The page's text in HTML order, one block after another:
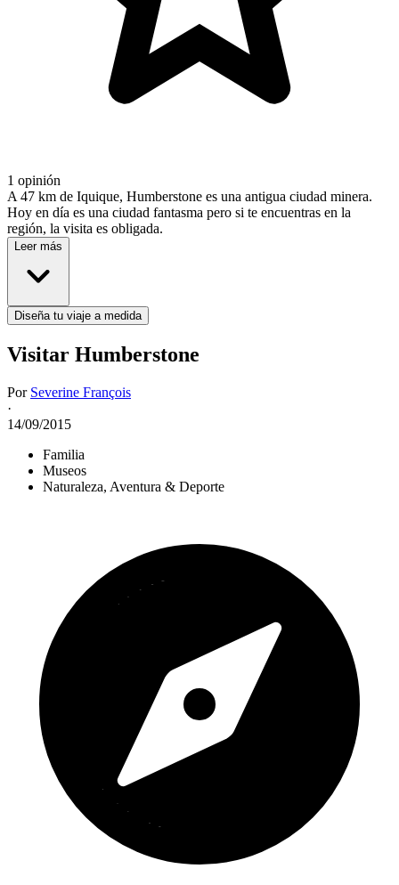
1 opinión
A 47 km de Iquique, Humberstone es una antigua ciudad minera.
Hoy en día es una ciudad fantasma pero si te encuentras en la
región, la visita es obligada.
Leer más
Diseña tu viaje a medida
Visitar Humberstone
Por Severine François
·
14/09/2015
Familia
Museos
Naturaleza, Aventura & Deporte